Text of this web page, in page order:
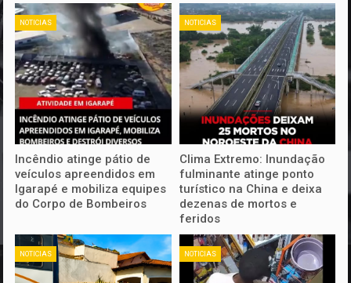
NOTICIAS
Incêndio atinge pátio de
veículos apreendidos em
Igarapé e mobiliza equipes
do Corpo de Bombeiros
NOTICIAS
Clima Extremo: Inundação
fulminante atinge ponto
turístico na China e deixa
dezenas de mortos e
feridos
NOTICIAS NOTICIAS